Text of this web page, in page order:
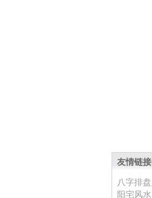
友情链接
八字排盘
阳宅风水